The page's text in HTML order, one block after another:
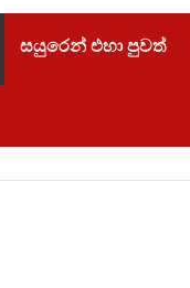
සයුරෙන් එහා පුවත්